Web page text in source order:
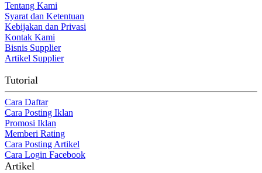
Tentang Kami
Syarat dan Ketentuan
Kebijakan dan Privasi
Kontak Kami
Bisnis Supplier
Artikel Supplier
Tutorial
Cara Daftar
Cara Posting Iklan
Promosi Iklan
Memberi Rating
Cara Posting Artikel
Cara Login Facebook
Artikel